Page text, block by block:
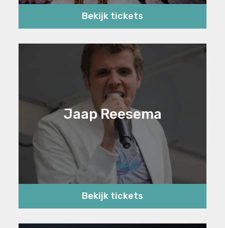
Bekijk tickets
Jaap Reesema
Bekijk tickets